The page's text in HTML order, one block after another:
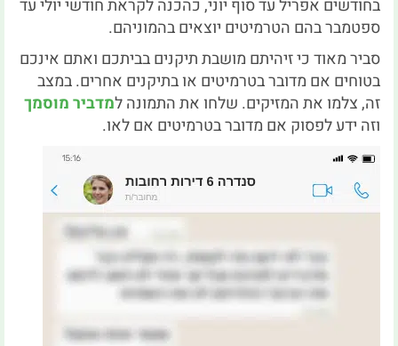
בחודשים אפריל עד סוף יוני, כהכנה לקראת חודשי יולי עד
ספטמבר בהם הטרמיטים יוצאים בהמוניהם.
סביר מאוד כי זיהיתם מושבת תיקנים בביתכם ואתם אינכם
בטוחים אם מדובר בטרמיטים או בתיקנים אחרים. במצב
זה, צלמו את המזיקים. שלחו את התמונה למדביר מוסמך
וזה ידע לפסוק אם מדובר בטרמיטים אם לאו.